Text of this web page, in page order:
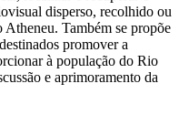
disperso, recolhido ou
Também se propõe
promover a
à população do Rio
e aprimoramento da